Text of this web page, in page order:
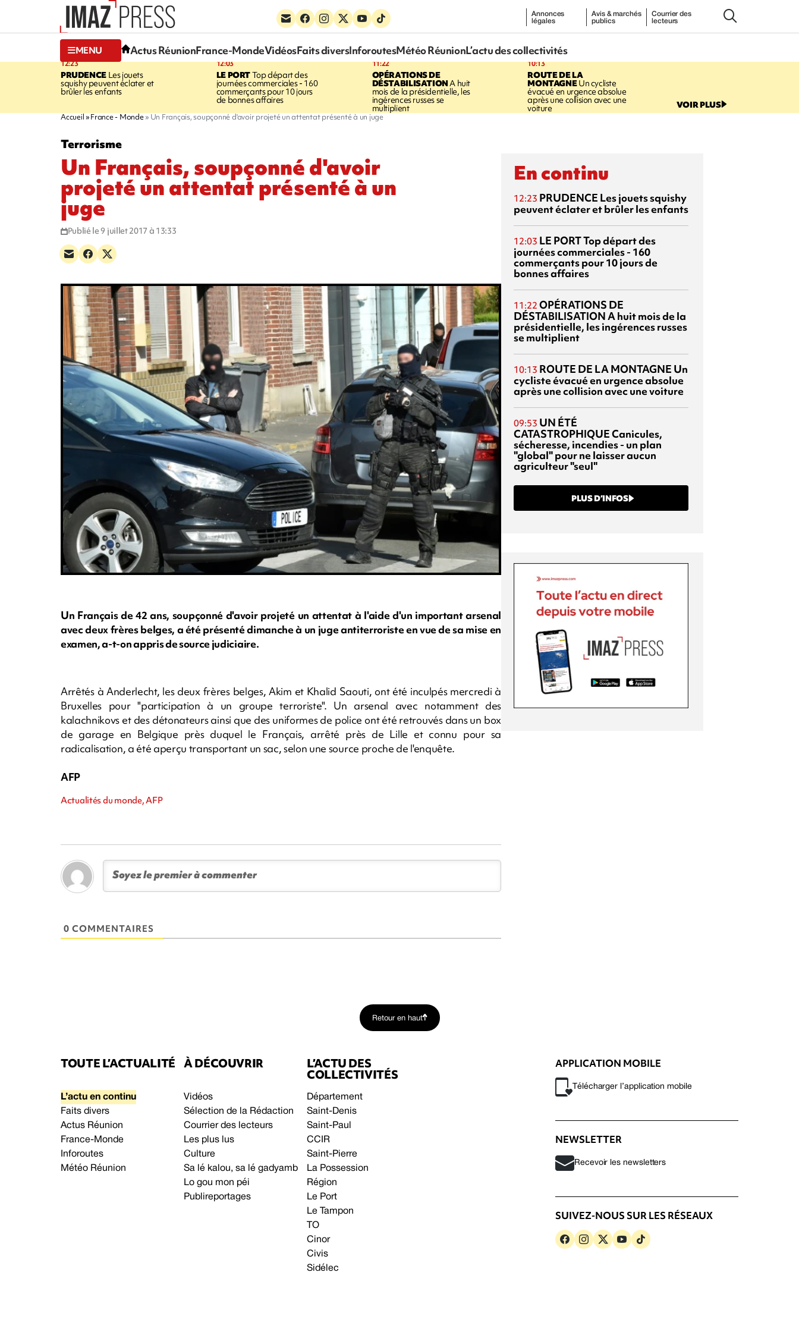
Annonces
légales
Avis & marchés
publics
Courrier des
lecteurs
MENU Actus RéunionFrance-MondeVidéosFaits diversInforoutesMétéo RéunionL’actu des collectivités
12:23
PRUDENCELes jouets
squishy peuvent éclater et
brûler les enfants
12:03
LE PORTTop départ des
journées commerciales - 160
commerçants pour 10 jours
de bonnes affaires
11:22
OPÉRATIONS DE
DÉSTABILISATIONA huit
mois de la présidentielle, les
ingérences russes se
multiplient
10:13
ROUTE DE LA
MONTAGNEUn cycliste
évacué en urgence absolue
après une collision avec une
voiture VOIR PLUS
Accueil France - Monde Un Français, soupçonné d'avoir projeté un attentat présenté à un juge
Terrorisme
Un Français, soupçonné d'avoir
projeté un attentat présenté à un
juge
Publié le 9 juillet 2017 à 13:33
Un Français de 42 ans, soupçonné d'avoir projeté un attentat à l'aide d'un important arsenal
avec deux frères belges, a été présenté dimanche à un juge antiterroriste en vue de sa mise en
examen, a-t-on appris de source judiciaire.
Arrêtés à Anderlecht, les deux frères belges, Akim et Khalid Saouti, ont été inculpés mercredi à
Bruxelles pour "participation à un groupe terroriste". Un arsenal avec notamment des
kalachnikovs et des détonateurs ainsi que des uniformes de police ont été retrouvés dans un box
de garage en Belgique près duquel le Français, arrêté près de Lille et connu pour sa
radicalisation, a été aperçu transportant un sac, selon une source proche de l'enquête.
AFP
Actualités du monde, AFP
0 COMMENTAIRES
En continu
12:23 PRUDENCE Les jouets squishy
peuvent éclater et brûler les enfants
12:03 LE PORTTop départ des
journées commerciales - 160
commerçants pour 10 jours de
bonnes affaires
11:22 OPÉRATIONS DE
DÉSTABILISATIONA huit mois de la
présidentielle, les ingérences russes
se multiplient
10:13 ROUTE DE LA MONTAGNE Un
cycliste évacué en urgence absolue
après une collision avec une voiture
09:53 UN ÉTÉ
CATASTROPHIQUECanicules,
sécheresse, incendies - un plan
"global" pour ne laisser aucun
agriculteur "seul"
PLUS D’INFOS
Retour en haut
TOUTE L’ACTUALITÉ
L’actu en continu
Faits divers
Actus Réunion
France-Monde
Inforoutes
Météo Réunion
À DÉCOUVRIR
Vidéos
Sélection de la Rédaction
Courrier des lecteurs
Les plus lus
Culture
Sa lé kalou, sa lé gadyamb
Lo gou mon péi
Publireportages
L’ACTU DES
COLLECTIVITÉS
Département
Saint-Denis
Saint-Paul
CCIR
Saint-Pierre
La Possession
Région
Le Port
Le Tampon
TO
Cinor
Civis
Sidélec
APPLICATION MOBILE
Télécharger l’application mobile
NEWSLETTER
Recevoir les newsletters
SUIVEZ-NOUS SUR LES RÉSEAUX